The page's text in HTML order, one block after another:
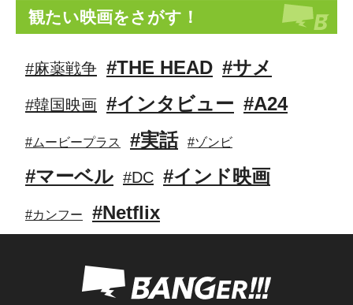
観たい映画をさがす！
#麻薬戦争 #THE HEAD #サメ
#韓国映画 #インタビュー #A24
#ムービープラス #実話 #ゾンビ
#マーベル #DC #インド映画
#カンフー #Netflix